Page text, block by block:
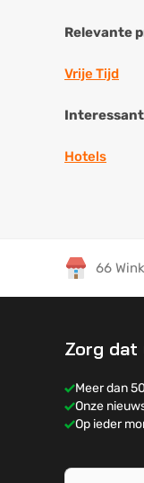
Relevante
Vrije Tijd
Hotels
66
Zorg dat
Meer dan
Onze
Op ieder